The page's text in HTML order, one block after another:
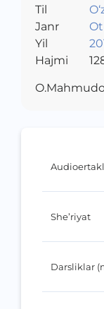
She’riyat
Darsliklar
Til
Janr
Yil
Hajmi